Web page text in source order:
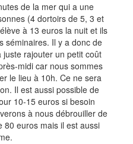
de la mer qui a une
(4 dortoirs de 5, 3 et
à 13 euros la nuit et ils
séminaires. Il y a donc de
rajouter un petit coût
midi car nous sommes
le lieu à 10h. Ce ne sera
Il est aussi possible de
10-15 euros si besoin
à nous débrouiller de
80 euros mais il est aussi